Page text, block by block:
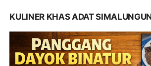
KULINER KHAS ADAT